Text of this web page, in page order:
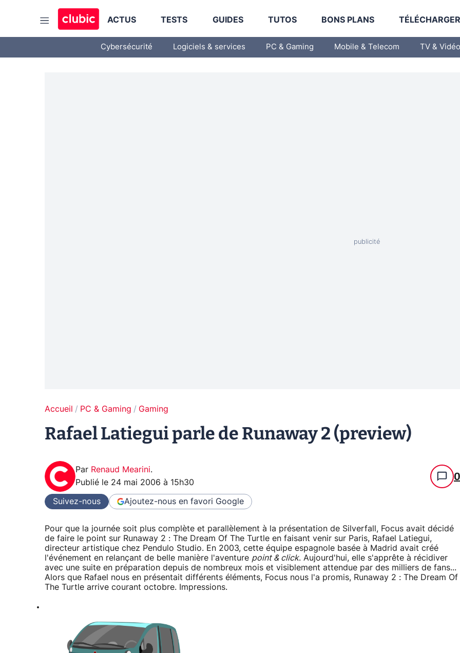
ACTUS TESTS GUIDES TUTOS BONS PLANS
Cybersécurité Logiciels & services PC & Gaming Mobile & Telecom TV & Vidéo
Accueil PC & Gaming Gaming
Rafael Latiegui parle de Runaway 2 (preview)
Par Renaud Mearini.
Publié le 24 mai 2006 à 15h30 0
Suivez-nous Ajoutez-nous en favori Google
Pour que la journée soit plus complète et parallèlement à la présentation de Silverfall, Focus avait décidé
de faire le point sur Runaway 2 : The Dream Of The Turtle en faisant venir sur Paris, Rafael Latiegui,
directeur artistique chez Pendulo Studio. En 2003, cette équipe espagnole basée à Madrid avait créé
l'événement en relançant de belle manière l'aventure point & click. Aujourd'hui, elle s'apprête à récidiver
avec une suite en préparation depuis de nombreux mois et visiblement attendue par des milliers de fans...
Alors que Rafael nous en présentait différents éléments, Focus nous l'a promis, Runaway 2 : The Dream Of
The Turtle arrive courant octobre. Impressions.